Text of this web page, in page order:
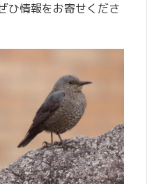
ひ情報をお寄せくださ